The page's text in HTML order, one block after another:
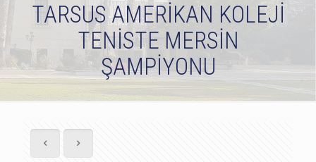
TARSUS AMERİKAN KOLEJİ
TENİSTE MERSİN
ŞAMPİYONU